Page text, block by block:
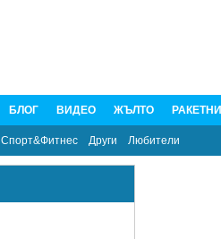
БЛОГ ВИДЕО ЖЪЛТО РАКЕТНИ
Спорт&Фитнес Други Любители